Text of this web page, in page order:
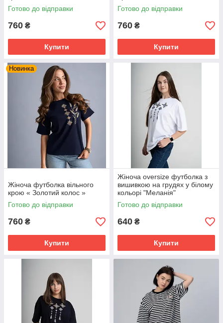
Готово до відправки
760 ₴
Купити
Готово до відправки
760 ₴
Купити
Новинка
Жіноча футболка вільного
крою « Золотий колос »
Готово до відправки
760 ₴
Купити
Жіноча oversize футболка з
вишивкою на грудях у білому
кольорі "Меланія"
Готово до відправки
640 ₴
Купити